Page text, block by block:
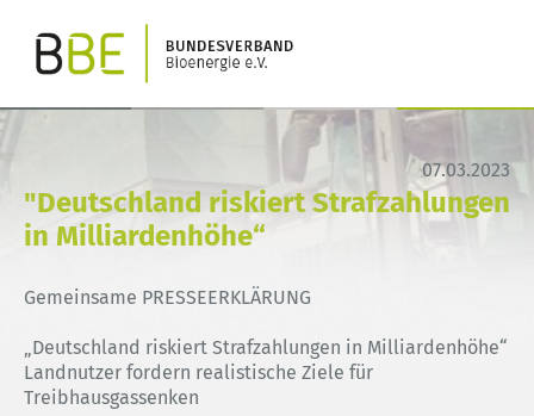
07.03.2023
"Deutschland riskiert Strafzahlungen
in Milliardenhöhe“
Gemeinsame PRESSEERKLÄRUNG
„Deutschland riskiert Strafzahlungen in Milliardenhöhe“
Landnutzer fordern realistische Ziele für
Treibhausgassenken